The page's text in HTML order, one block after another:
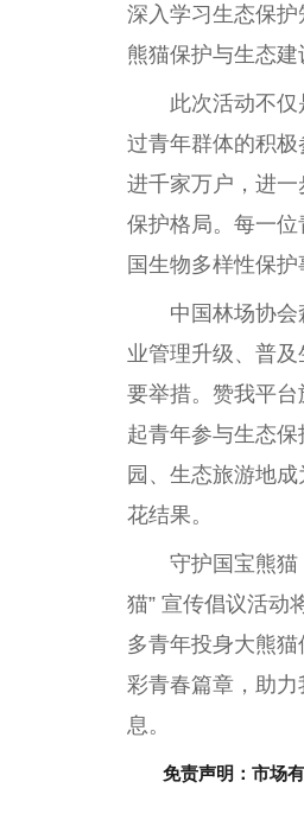
深入学习生态保
熊猫保护与生态建
此次活动不
过青年群体的积极
进千家万户，进一
保护格局。每一
国生物多样性保护
中国林场协
业管理升级、普
要举措。赞我平
起青年参与生态
园、生态旅游地
花结果。
守护国宝熊猫
猫” 宣传倡议活动
多青年投身大熊
彩青春篇章，助
息。
免责声明：市场